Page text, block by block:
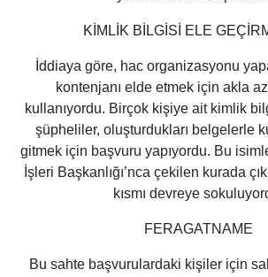
KİMLİK BİLGİSİ ELE
İddiaya göre, hac organizasyonu
kontenjanı elde etmek için akla
kullanıyordu. Birçok kişiye ait kimlik
şüpheliler, oluşturdukları belgelerle
gitmek için başvuru yapıyordu. Bu
İşleri Başkanlığı’nca çekilen kurada
kısmı devreye
FERAGATNAME
Bu sahte başvurulardaki kişiler için